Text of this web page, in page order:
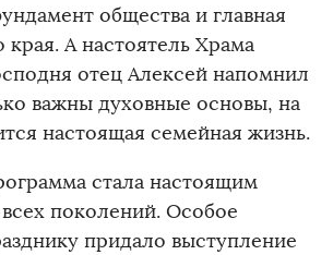
общества и главная
А настоятель Храма
отец Алексей напомнил
важны духовные основы, на
настоящая семейная жизнь.
стала настоящим
поколений. Особое
придало выступление